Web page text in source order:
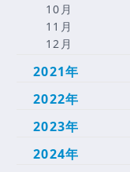
10月
11月
12月
2021年
2022年
2023年
2024年